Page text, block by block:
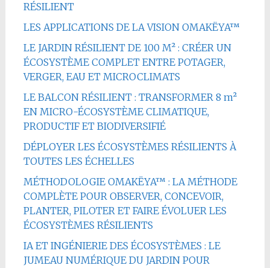
RÉSILIENT
LES APPLICATIONS DE LA VISION OMAKËYA™
LE JARDIN RÉSILIENT DE 100 M² : CRÉER UN
ÉCOSYSTÈME COMPLET ENTRE POTAGER,
VERGER, EAU ET MICROCLIMATS
LE BALCON RÉSILIENT : TRANSFORMER 8 m²
EN MICRO-ÉCOSYSTÈME CLIMATIQUE,
PRODUCTIF ET BIODIVERSIFIÉ
DÉPLOYER LES ÉCOSYSTÈMES RÉSILIENTS À
TOUTES LES ÉCHELLES
MÉTHODOLOGIE OMAKËYA™ : LA MÉTHODE
COMPLÈTE POUR OBSERVER, CONCEVOIR,
PLANTER, PILOTER ET FAIRE ÉVOLUER LES
ÉCOSYSTÈMES RÉSILIENTS
IA ET INGÉNIERIE DES ÉCOSYSTÈMES : LE
JUMEAU NUMÉRIQUE DU JARDIN POUR